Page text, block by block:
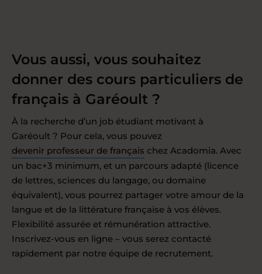
Vous aussi, vous souhaitez
donner des cours particuliers de
français à Garéoult ?
À la recherche d’un job étudiant motivant à
Garéoult ? Pour cela, vous pouvez
devenir professeur de français chez Acadomia. Avec
un bac+3 minimum, et un parcours adapté (licence
de lettres, sciences du langage, ou domaine
équivalent), vous pourrez partager votre amour de la
langue et de la littérature française à vos élèves.
Flexibilité assurée et rémunération attractive.
Inscrivez-vous en ligne – vous serez contacté
rapidement par notre équipe de recrutement.